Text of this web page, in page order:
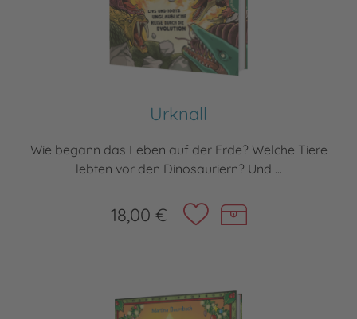
Urknall
Wie begann das Leben auf der Erde? Welche Tiere
lebten vor den Dinosauriern? Und ...
18,00 €